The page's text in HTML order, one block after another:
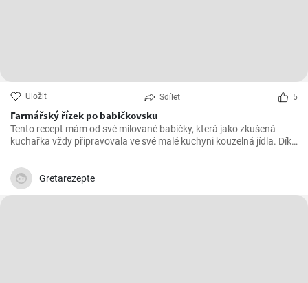
Uložit Sdílet 5
Farmářský řízek po babičkovsku
Tento recept mám od své milované babičky, která jako zkušená
kuchařka vždy připravovala ve své malé kuchyni kouzelná jídla. Díky
výrazné chuti a křupavé obloze jsou BauernSchnitzel mým
nejoblíbenějším pokrmem. A nejlepší na něm je, že je tak snadný na
přípravu, že bude mít naprostý úspěch i ve vaší kuchyni.
Gretarezepte